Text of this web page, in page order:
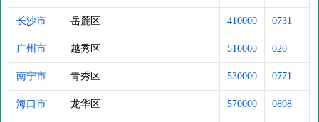
长沙市 岳麓区 410000 0731
广州市 越秀区 510000 020
南宁市 青秀区 530000 0771
海口市 龙华区 570000 0898